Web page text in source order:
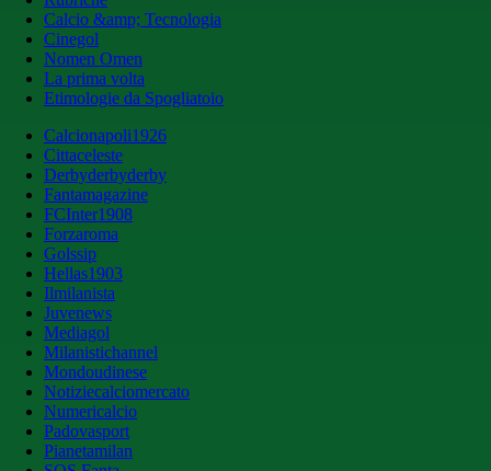
Calcio &amp; Tecnologia
Cinegol
Nomen Omen
La prima volta
Etimologie da Spogliatoio
Calcionapoli1926
Cittaceleste
Derbyderbyderby
Fantamagazine
FCInter1908
Forzaroma
Golssip
Hellas1903
Ilmilanista
Juvenews
Mediagol
Milanistichannel
Mondoudinese
Notiziecalciomercato
Numericalcio
Padovasport
Pianetamilan